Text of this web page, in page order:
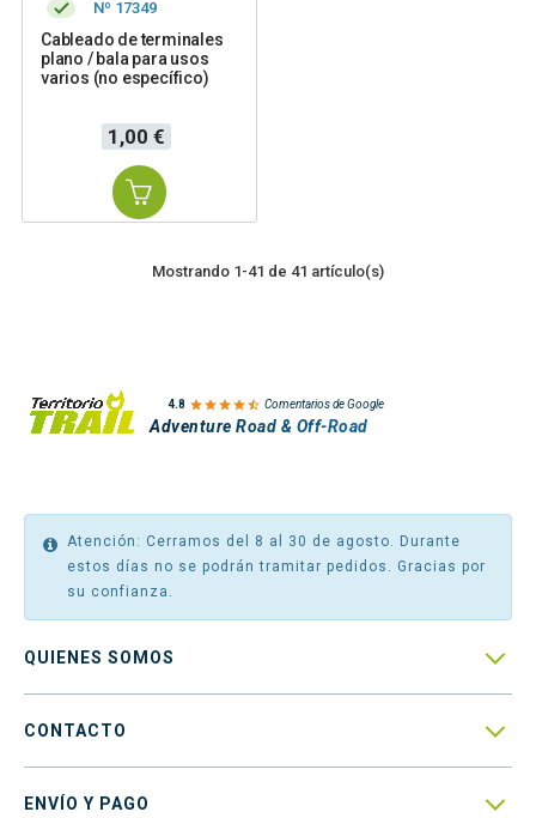
Nº 17349
Cableado de terminales
plano / bala para usos
varios (no específico)
Precio
1,00 €
Mostrando 1-41 de 41 artículo(s)
4.8  Comentarios de Google
Adventure Road & Off-Road
Atención: Cerramos del 8 al 30 de agosto. Durante
estos días no se podrán tramitar pedidos. Gracias por
su confianza.
QUIENES SOMOS 
CONTACTO 
ENVÍO Y PAGO 